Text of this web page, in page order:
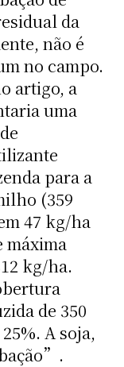
da
não é
no campo.
artigo, a
uma
para a
(359
47 kg/ha
máxima
kg/ha.
de 350
A soja,